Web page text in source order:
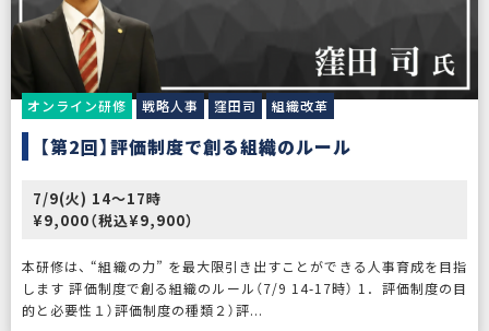
オンライン研修 戦略人事 窪田司 組織改革
【第2回】評価制度で創る組織のルール
7/9(火) 14〜17時
¥9,000（税込¥9,900）
本研修は、 “組織の力” を最大限引き出すことができる人事育成を目指
します 評価制度で創る組織のルール（7/9 14-17時） 1．評価制度の目
的と必要性１）評価制度の種類２）評...